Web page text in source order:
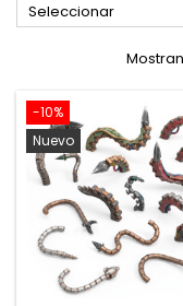
Seleccionar
-10%
Nuevo